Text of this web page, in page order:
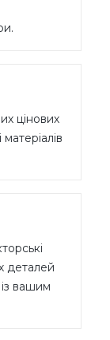
цінових
деталей
вашим